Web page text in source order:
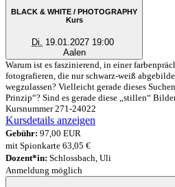
BLACK & WHITE / PHOTOGRAPHY
Kurs
Di.
19.01.2027 19:00
Aalen
Warum ist es faszinierend, in einer
fotografieren, die nur schwarz-weiß
wegzulassen? Vielleicht gerade dieses
Prinzip“? Sind es gerade diese „stillen“ Bilder,
Kursnummer 271-24022
Kursdetails anzeigen
Gebühr: 97,00 EUR
mit Spionkarte 63,05 €
Dozent*in: Schlossbach, Uli
Anmeldung möglich